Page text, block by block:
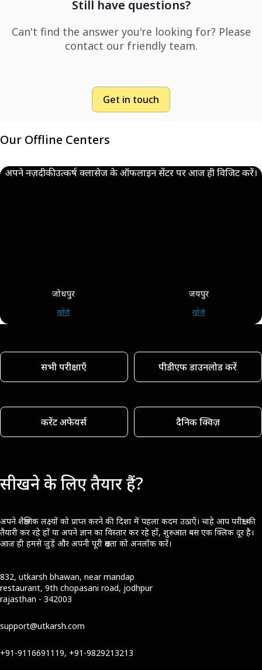
Still have questions?
Can't find the answer you're looking for? Please
contact our friendly team.
Get in touch
Our Offline Centers
अपने नज़दीकी उत्कर्ष क्लासेज के ऑफलाइन सेंटर पर आज ही विजिट करें।
जोधपुर
खोजें
जयपुर
खोजें
सभी परीक्षाएँ पीडीएफ डाउनलोड करें
करेंट अफेयर्स दैनिक क्विज़
सीखने के लिए तैयार हैं?
अपने शैक्षणिक लक्ष्यों को प्राप्त करने की दिशा में पहला कदम उठाएँ। चाहे आप परीक्षा की
तैयारी कर रहे हों या अपने ज्ञान का विस्तार कर रहे हों, शुरुआत बस एक क्लिक दूर है।
आज ही हमसे जुड़ें और अपनी पूरी क्षमता को अनलॉक करें।
832, utkarsh bhawan, near mandap
restaurant, 9th chopasani road, jodhpur
rajasthan - 342003
support@utkarsh.com
+91-9116691119, +91-9829213213